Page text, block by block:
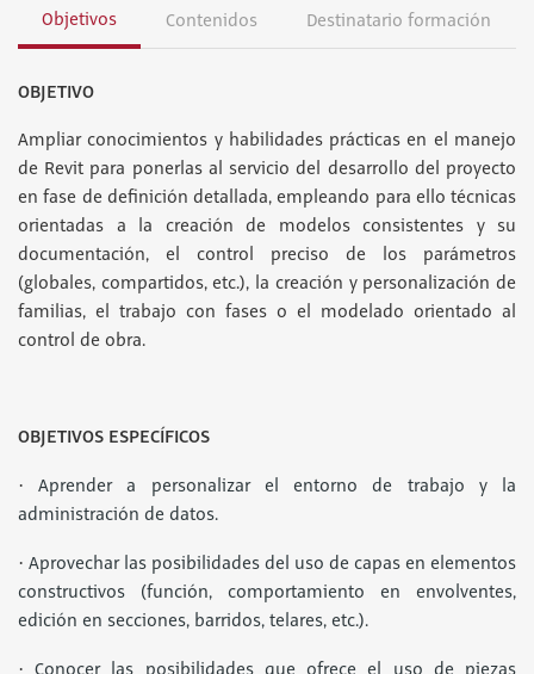
Objetivos Contenidos Destinatario formación
OBJETIVO
Ampliar conocimientos y habilidades prácticas en el manejo
de Revit para ponerlas al servicio del desarrollo del proyecto
en fase de definición detallada, empleando para ello técnicas
orientadas a la creación de modelos consistentes y su
documentación, el control preciso de los parámetros
(globales, compartidos, etc.), la creación y personalización de
familias, el trabajo con fases o el modelado orientado al
control de obra.
OBJETIVOS ESPECÍFICOS
·Aprender a personalizar el entorno de trabajo y la
administración de datos.
· Aprovechar las posibilidades del uso de capas en elementos
constructivos (función, comportamiento en envolventes,
edición en secciones, barridos, telares, etc.).
·